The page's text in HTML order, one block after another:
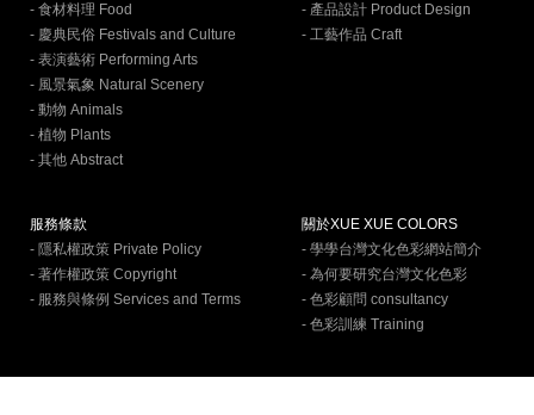
- 食材料理 Food
- 慶典民俗 Festivals and Culture
- 表演藝術 Performing Arts
- 風景氣象 Natural Scenery
- 動物 Animals
- 植物 Plants
- 其他 Abstract
- 產品設計 Product Design
- 工藝作品 Craft
服務條款
- 隱私權政策 Private Policy
- 著作權政策 Copyright
- 服務與條例 Services and Terms
關於XUE XUE COLORS
- 學學台灣文化色彩網站簡介
- 為何要研究台灣文化色彩
- 色彩顧問 consultancy
- 色彩訓練 Training